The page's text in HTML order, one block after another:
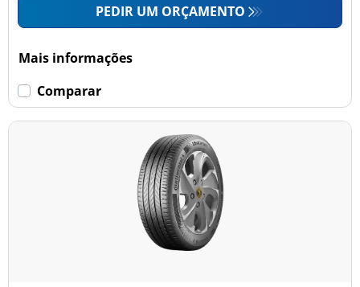
PEDIR UM ORÇAMENTO
Mais informações
Comparar